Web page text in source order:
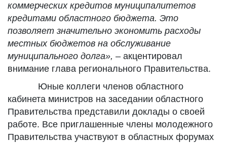
коммерческих кредитов муниципалитетов
кредитами областного бюджета. Это
позволяет значительно экономить расходы
местных бюджетов на обслуживание
муниципального долга», – акцентировал
внимание глава регионального Правительства.
Юные коллеги членов областного
кабинета министров на заседании областного
Правительства представили доклады о своей
работе. Все приглашенные члены молодежного
Правительства участвуют в областных форумах